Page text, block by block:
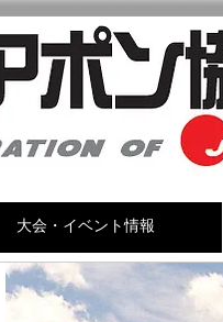
大会・イベント情報